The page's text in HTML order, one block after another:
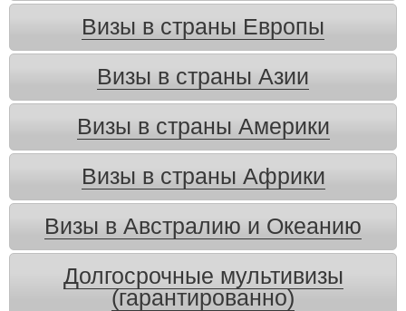
Визы в страны Европы
Визы в страны Азии
Визы в страны Америки
Визы в страны Африки
Визы в Австралию и Океанию
Долгосрочные мультивизы
(гарантированно)